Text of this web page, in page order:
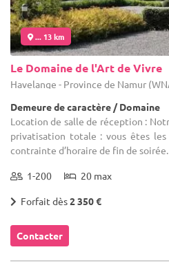
... 13 km
Le Domaine de l'Art de Vivre
Havelange - Province de Namur
Demeure de caractère / Domaine
Location de salle de réception :
privatisation totale : vous êtes
contrainte d’horaire de fin de soirée.
1-200 20 max
Forfait dès2 350 €
Contacter